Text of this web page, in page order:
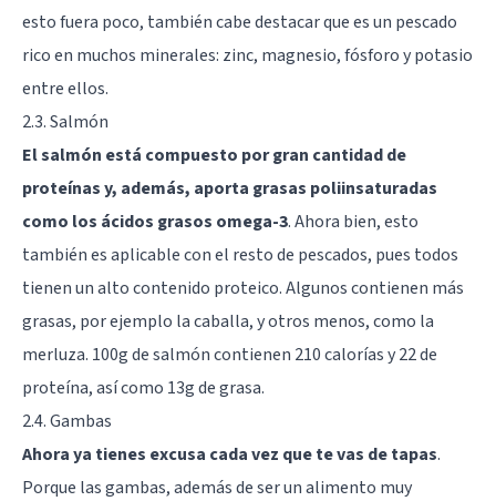
esto fuera poco, también cabe destacar que es un pescado
rico en muchos minerales: zinc, magnesio, fósforo y potasio
entre ellos.
2.3. Salmón
El salmón está compuesto por gran cantidad de
proteínas y, además, aporta grasas poliinsaturadas
como los ácidos grasos omega-3. Ahora bien, esto
también es aplicable con el resto de pescados, pues todos
tienen un alto contenido proteico. Algunos contienen más
grasas, por ejemplo la caballa, y otros menos, como la
merluza. 100g de salmón contienen 210 calorías y 22 de
proteína, así como 13g de grasa.
2.4. Gambas
Ahora ya tienes excusa cada vez que te vas de tapas.
Porque las gambas, además de ser un alimento muy